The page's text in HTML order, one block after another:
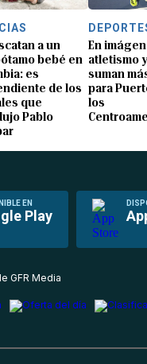
a un
bebé en
es
de los
que
Pablo
En
atletismo
suman
para
los
EN
Play
GFR Media